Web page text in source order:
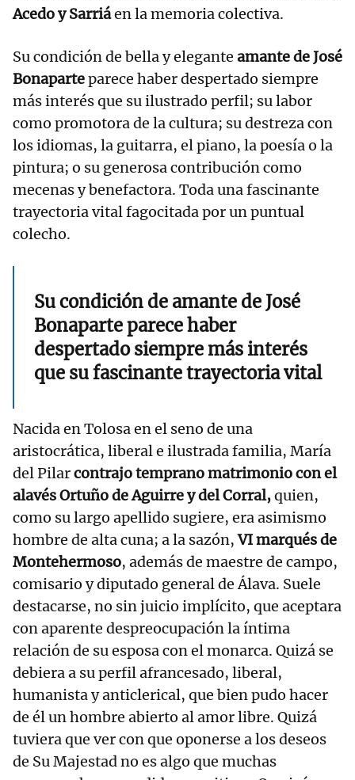
Acedo y Sarriáen la memoria colectiva.
Su condición de bella y elegante amante de José
Bonaparteparece haber despertado siempre
más interés que su ilustrado perfil; su labor
como promotora de la cultura; su destreza con
los idiomas, la guitarra, el piano, la poesía o la
pintura; o su generosa contribución como
mecenas y benefactora. Toda una fascinante
trayectoria vital fagocitada por un puntual
colecho.
Su condición de amante de José
Bonaparte parece haber
despertado siempre más interés
que su fascinante trayectoria vital
Nacida en Tolosa en el seno de una
aristocrática, liberal e ilustrada familia, María
del Pilarcontrajo temprano matrimonio con el
alavés Ortuño de Aguirre y del Corral,quien,
como su largo apellido sugiere, era asimismo
hombre de alta cuna; a la sazón,VI marqués de
Montehermoso, además de maestre de campo,
comisario y diputado general de Álava. Suele
destacarse, no sin juicio implícito, que aceptara
con aparente despreocupación la íntima
relación de su esposa con el monarca. Quizá se
debiera a su perfil afrancesado, liberal,
humanista y anticlerical, que bien pudo hacer
de él un hombre abierto al amor libre. Quizá
tuviera que ver con que oponerse a los deseos
de Su Majestad no es algo que muchas